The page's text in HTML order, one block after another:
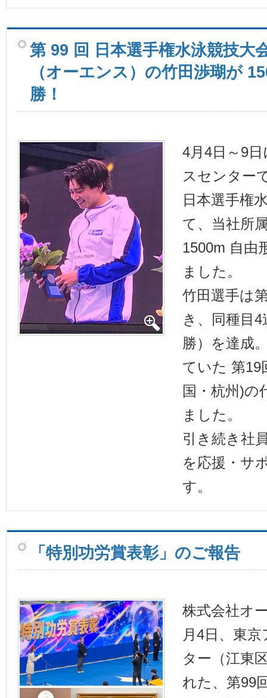
第 99 回 日本選手権水泳競技大
（オーエンス）の竹田渉瑚が
勝！
4月4日～9
スセンター
日本選手権
て、当社所
1500m 自由
ました。
竹田選手は
き、同種目
勝）を達成
ていた 第19
国・杭州)の
ました。
引き続き社
を応援・サ
す。
「特別功労賞表彰」のご報告
株式会社オ
月4日、東
ター（江東
れた、第99